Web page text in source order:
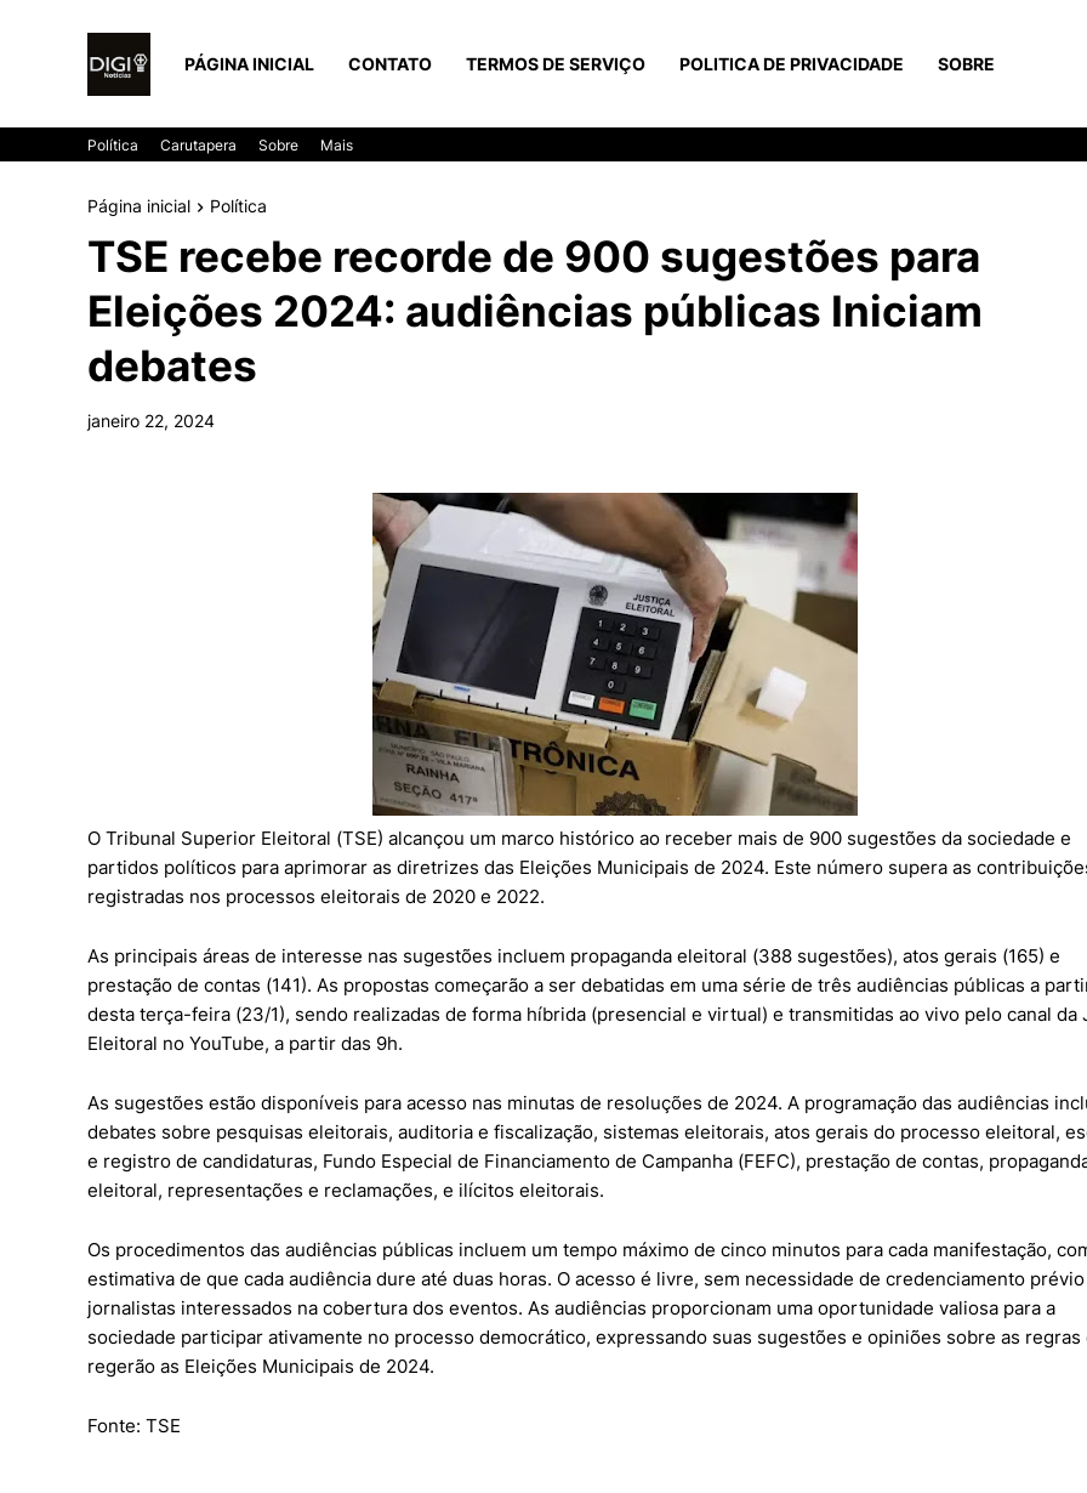
PÁGINA INICIAL CONTATO TERMOS DE SERVIÇO POLITICA DE PRIVACIDADE SOBRE
Política Carutapera Sobre Mais
Página inicial Política
TSE recebe recorde de 900 sugestões para
Eleições 2024: audiências públicas Iniciam
debates
janeiro 22, 2024
O Tribunal Superior Eleitoral (TSE) alcançou um marco histórico ao receber mais de 900 sugestões da sociedade e
partidos políticos para aprimorar as diretrizes das Eleições Municipais de 2024. Este número supera as
registradas nos processos eleitorais de 2020 e 2022.
As principais áreas de interesse nas sugestões incluem propaganda eleitoral (388 sugestões), atos gerais (165) e
prestação de contas (141). As propostas começarão a ser debatidas em uma série de três audiências públicas a
desta terça-feira (23/1), sendo realizadas de forma híbrida (presencial e virtual) e transmitidas ao vivo pelo canal da
Eleitoral no YouTube, a partir das 9h.
As sugestões estão disponíveis para acesso nas minutas de resoluções de 2024. A programação das audiências
debates sobre pesquisas eleitorais, auditoria e fiscalização, sistemas eleitorais, atos gerais do processo eleitoral,
e registro de candidaturas, Fundo Especial de Financiamento de Campanha (FEFC), prestação de contas,
eleitoral, representações e reclamações, e ilícitos eleitorais.
Os procedimentos das audiências públicas incluem um tempo máximo de cinco minutos para cada manifestação,
estimativa de que cada audiência dure até duas horas. O acesso é livre, sem necessidade de credenciamento
jornalistas interessados na cobertura dos eventos. As audiências proporcionam uma oportunidade valiosa para a
sociedade participar ativamente no processo democrático, expressando suas sugestões e opiniões sobre as regras
regerão as Eleições Municipais de 2024.
Fonte: TSE